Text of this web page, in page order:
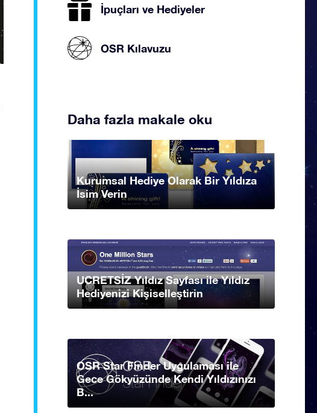
İpuçları ve Hediyeler
OSR Kılavuzu
Daha fazla makale oku
Kurumsal Hediye Olarak Bir Yıldıza
İsim Verin
UCRETSİZ Yıldız Sayfası ile Yıldız
Hediyenizi Kişiselleştirin
OSR Star Finder Uygulaması ile
Gece Gökyüzünde Kendi Yıldızınızı
B...